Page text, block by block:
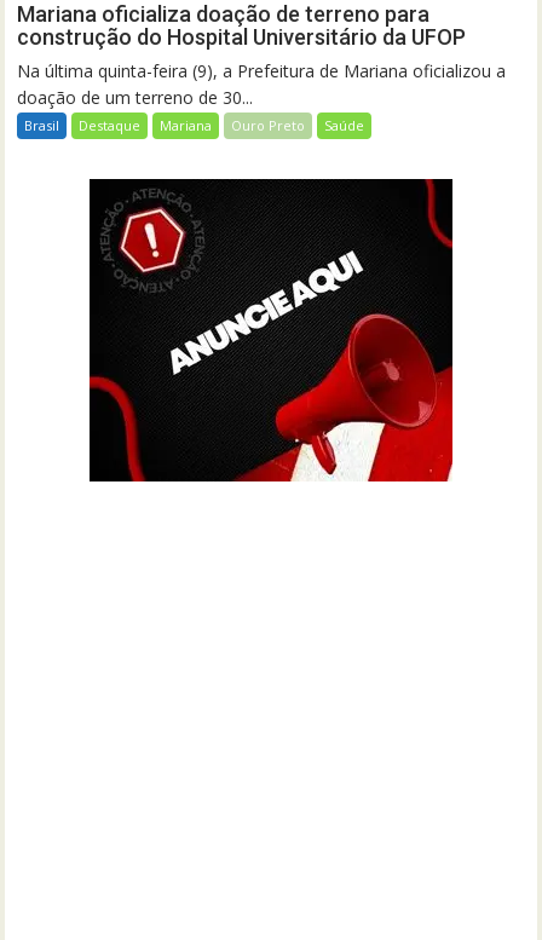
Mariana oficializa doação de terreno para
construção do Hospital Universitário da UFOP
Na última quinta-feira (9), a Prefeitura de Mariana oficializou a
doação de um terreno de 30...
Brasil Destaque Mariana Ouro Preto Saúde